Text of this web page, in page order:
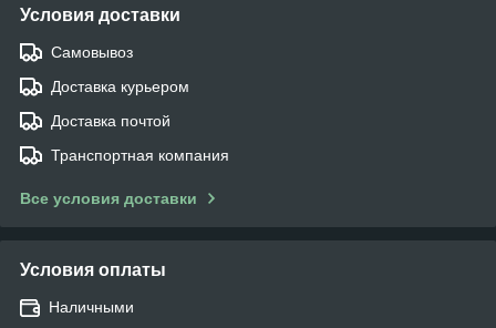
Условия доставки
Самовывоз
Доставка курьером
Доставка почтой
Транспортная компания
Все условия доставки
Условия оплаты
Наличными